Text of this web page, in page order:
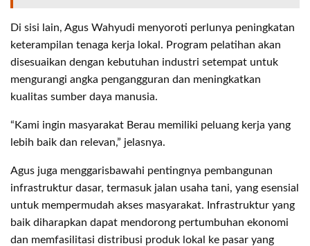
Di sisi lain, Agus Wahyudi menyoroti perlunya peningkatan
keterampilan tenaga kerja lokal. Program pelatihan akan
disesuaikan dengan kebutuhan industri setempat untuk
mengurangi angka pengangguran dan meningkatkan
kualitas sumber daya manusia.
“Kami ingin masyarakat Berau memiliki peluang kerja yang
lebih baik dan relevan,” jelasnya.
Agus juga menggarisbawahi pentingnya pembangunan
infrastruktur dasar, termasuk jalan usaha tani, yang esensial
untuk mempermudah akses masyarakat. Infrastruktur yang
baik diharapkan dapat mendorong pertumbuhan ekonomi
dan memfasilitasi distribusi produk lokal ke pasar yang